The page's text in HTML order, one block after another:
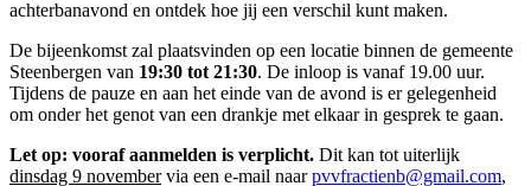
achterbanavond en ontdek hoe jij een verschil kunt maken.
De bijeenkomst zal plaatsvinden op een locatie binnen de gemeente
Steenbergen van 19:30 tot 21:30. De inloop is vanaf 19.00 uur.
Tijdens de pauze en aan het einde van de avond is er gelegenheid
om onder het genot van een drankje met elkaar in gesprek te gaan.
Let op: vooraf aanmelden is verplicht. Dit kan tot uiterlijk
dinsdag 9 novembervia een e-mail naarpvvfractienb@gmail.com,